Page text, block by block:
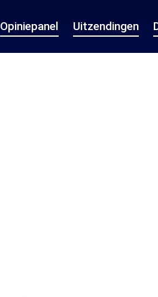
Opiniepanel Uitzendingen